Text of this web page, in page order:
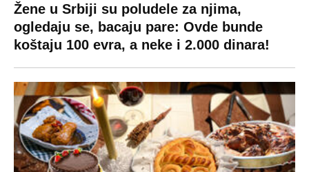
Žene u Srbiji su poludele za njima,
ogledaju se, bacaju pare: Ovde bunde
koštaju 100 evra, a neke i 2.000 dinara!